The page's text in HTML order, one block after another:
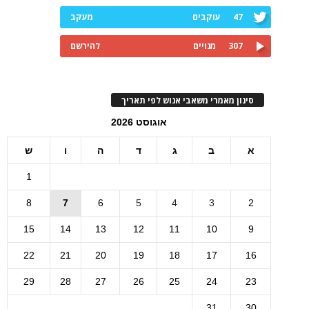
47 עוקבים מעקב
307 מנויים להירשם
סינון מאמרי משאבי אנוש לפי תאריך
אוגוסט 2026
א ב ג ד ה ו ש
1
2
3
4
5
6
7
8
9
10
11
12
13
14
15
16
17
18
19
20
21
22
23
24
25
26
27
28
29